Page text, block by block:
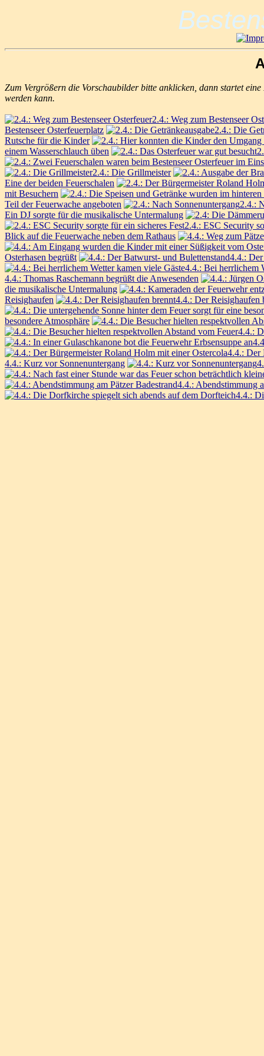
Zum Vergrößern die Vorschaubilder bitte anklicken, dann startet
werden kann.
2.4.: Weg zum Bestenseer
Bestenseer Osterfeuerplatz
2.4.: Die
Rutsche für die Kinder
einem Wasserschlauch üben
2.4.: Die Grillmeister
Eine der beiden Feuerschalen
mit Besuchern
Teil der Feuerwache angeboten
2.4.:
Ein DJ sorgte für die musikalische Untermalung
2.4.: ESC Security
Blick auf die Feuerwache neben dem Rathaus
Osterhasen begrüßt
4.4.:
4.4.: Bei herrlichem
4.4.: Thomas Raschemann begrüßt die Anwesenden
die musikalische Untermalung
Reisighaufen
4.4.: Der Reisighaufen
besondere Atmosphäre
4.4.:
4.4.: Der
4.4.: Kurz vor Sonnenuntergang
4.4.: Abendstimmung
4.4.: